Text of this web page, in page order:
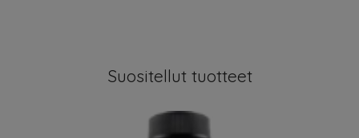
Suositellut tuotteet